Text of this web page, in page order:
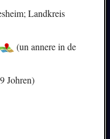
Landkreis
(un annere in de
Johren)